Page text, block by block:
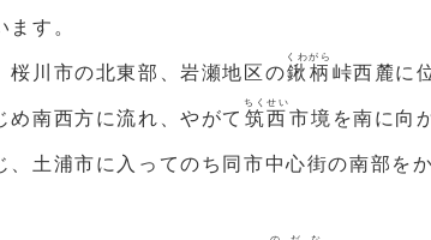
す。
桜川市の北東部、岩瀬地区の鍬柄
くわがら
峠西麓に
め南西方に流れ、やがて 筑西
ちくせい
市境を南に向
、土浦市に入ってのち同市中心街の南部を